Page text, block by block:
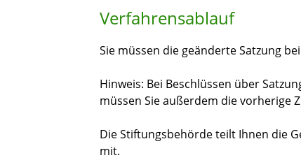
Verfahrensablauf
Sie müssen die geänderte Satzung
Hinweis: Bei Beschlüssen über
müssen Sie außerdem die vorherige
Die Stiftungsbehörde teilt Ihnen die
mit.